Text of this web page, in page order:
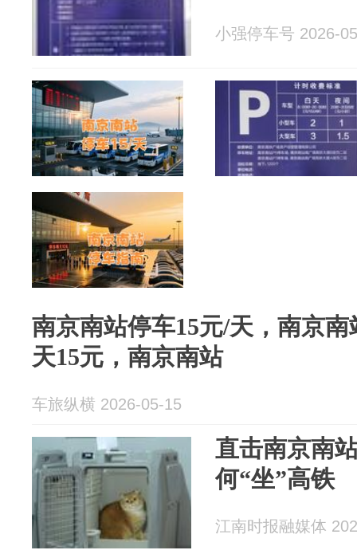
小强停车号 2026-
南京南站停车15元/天，南京
天15元，南京南站
车旅纵横 2026-05-15
直击南京南
何“坐”高铁
江南时报融媒体